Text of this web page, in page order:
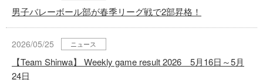
男子バレーボール部が春季リーグ戦で2部昇格！
2026/05/25 ニュース
【Team Shinwa】 Weekly game result 2026 5月16日～5月
24日